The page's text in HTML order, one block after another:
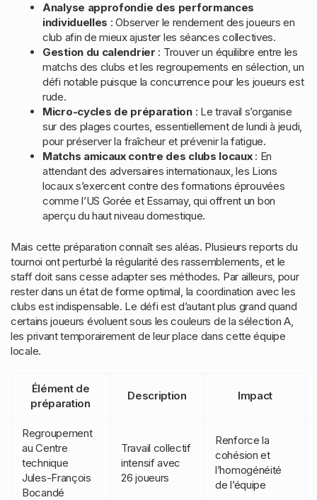
Analyse approfondie des performances
individuelles : Observer le rendement des joueurs en
club afin de mieux ajuster les séances collectives.
Gestion du calendrier : Trouver un équilibre entre les
matchs des clubs et les regroupements en sélection, un
défi notable puisque la concurrence pour les joueurs est
rude.
Micro-cycles de préparation: Le travail s’organise
sur des plages courtes, essentiellement de lundi à jeudi,
pour préserver la fraîcheur et prévenir la fatigue.
Matchs amicaux contre des clubs locaux: En
attendant des adversaires internationaux, les Lions
locaux s’exercent contre des formations éprouvées
comme l’US Gorée et Essamay, qui offrent un bon
aperçu du haut niveau domestique.
Mais cette préparation connaît ses aléas. Plusieurs reports du
tournoi ont perturbé la régularité des rassemblements, et le
staff doit sans cesse adapter ses méthodes. Par ailleurs, pour
rester dans un état de forme optimal, la coordination avec les
clubs est indispensable. Le défi est d’autant plus grand quand
certains joueurs évoluent sous les couleurs de la sélection A,
les privant temporairement de leur place dans cette équipe
locale.
Élément de
préparation
Description Impact
Regroupement
au Centre
technique
Jules-François
Bocandé
Travail collectif
intensif avec
26 joueurs
Renforce la
cohésion et
l’homogénéité
de l’équipe